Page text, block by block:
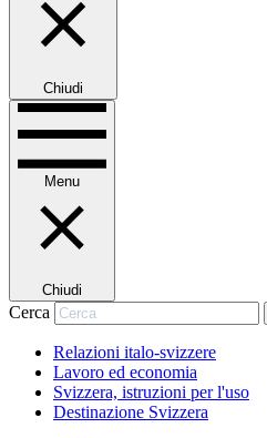
Chiudi
Menu
Chiudi
Cerca
Relazioni italo-svizzere
Lavoro ed economia
Svizzera, istruzioni per l'uso
Destinazione Svizzera